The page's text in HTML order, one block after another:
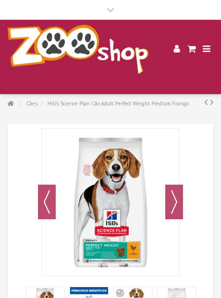
Cães Hill's Science Plan Cão Adult Perfect Weight Medium Frango